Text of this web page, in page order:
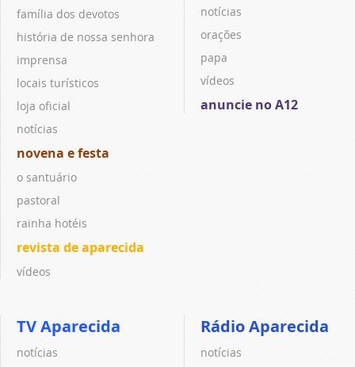
família dos devotos
história de nossa senhora
imprensa
locais turísticos
loja oficial
notícias
novena e festa
o santuário
pastoral
rainha hotéis
revista de aparecida
vídeos
notícias
orações
papa
vídeos
anuncie no A12
TV Aparecida
notícias
Rádio Aparecida
notícias